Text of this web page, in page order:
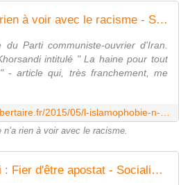
L'islamophobie n'a rien à voir avec le racisme - Socialisme libertaire
du Parti communiste-ouvrier d'Iran.
intitulé " La haine pour tout
- article qui, très franchement, me
n’a rien à voir avec le racisme.
Waleed al-Husseini : Fier d'être apostat - Socialisme libertaire